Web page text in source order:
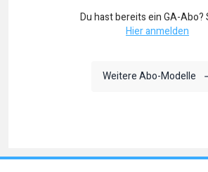
Du hast bereits ein GA-Abo?
Hier anmelden
Weitere Abo-Modelle